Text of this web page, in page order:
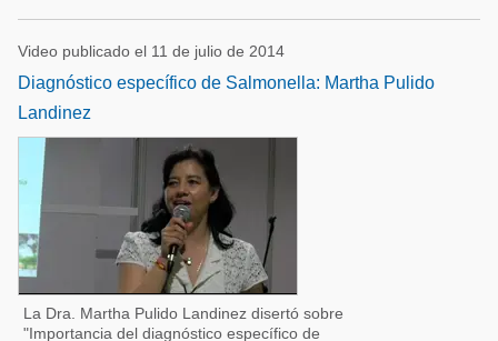
Video publicado el 11 de julio de 2014
Diagnóstico específico de Salmonella: Martha Pulido
Landinez
La Dra. Martha Pulido Landinez disertó sobre
"Importancia del diagnóstico específico de